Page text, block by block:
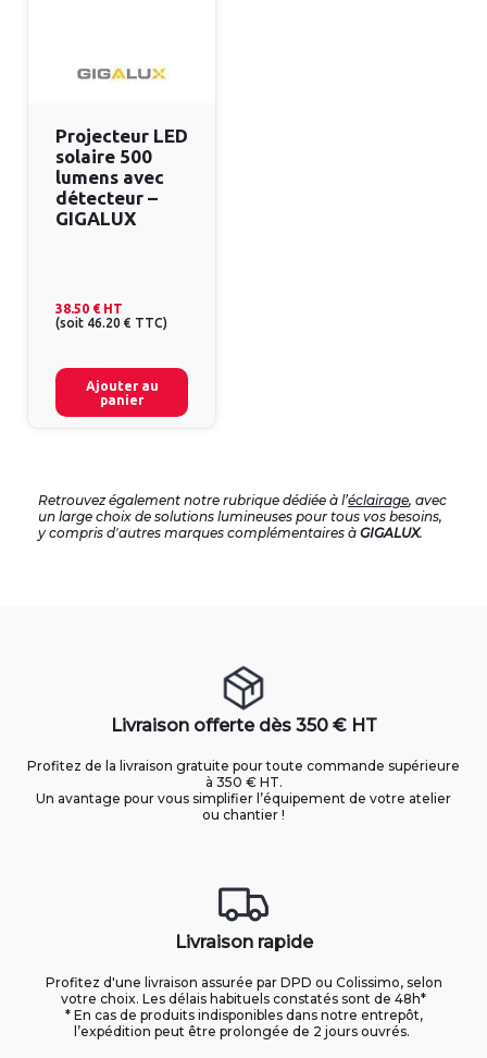
Projecteur LED
solaire 500
lumens avec
détecteur –
GIGALUX
38.50 € HT
(soit 46.20 € TTC)
Ajouter au
panier
Retrouvez également notre rubrique dédiée à l’éclairage, avec
un large choix de solutions lumineuses pour tous vos besoins,
y compris d'autres marques complémentaires à GIGALUX.
Livraison offerte dès 350 € HT
Profitez de la livraison gratuite pour toute commande supérieure
à 350 € HT.
Un avantage pour vous simplifier l’équipement de votre atelier
ou chantier !
Livraison rapide
Profitez d'une livraison assurée par DPD ou Colissimo, selon
votre choix. Les délais habituels constatés sont de 48h*
* En cas de produits indisponibles dans notre entrepôt,
l’expédition peut être prolongée de 2 jours ouvrés.